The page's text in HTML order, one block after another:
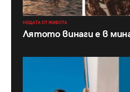
НЕЩАТА ОТ ЖИВОТА
Лятото винаги е в